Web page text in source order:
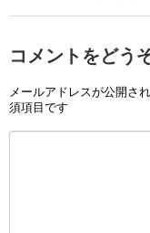
コメントをどう
メールアドレスが公開さ
須項目です